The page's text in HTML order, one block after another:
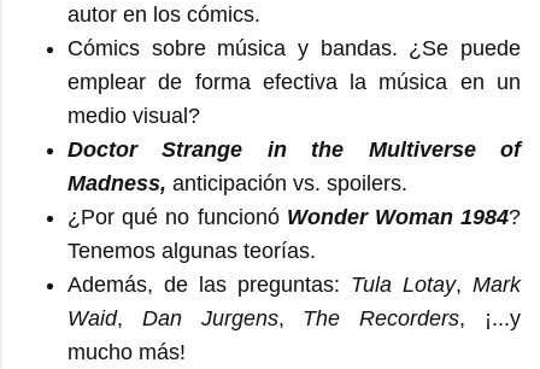
autor en los cómics.
Cómics sobre música y bandas. ¿Se puede
emplear de forma efectiva la música en un
medio visual?
Doctor Strange in the Multiverse of
Madness, anticipación vs. spoilers.
¿Por qué no funcionó Wonder Woman 1984?
Tenemos algunas teorías.
Además, de las preguntas: Tula Lotay, Mark
Waid, Dan Jurgens, The Recorders, ¡...y
mucho más!